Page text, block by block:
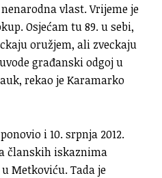
vlast. Vrijeme je
Osjećam tu 89. u sebi,
oružjem, ali zveckaju
građanski odgoj u
rekao je Karamarko
i 10. srpnja 2012.
članskih iskaznima
Metkoviću. Tada je